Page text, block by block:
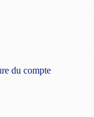
du compte